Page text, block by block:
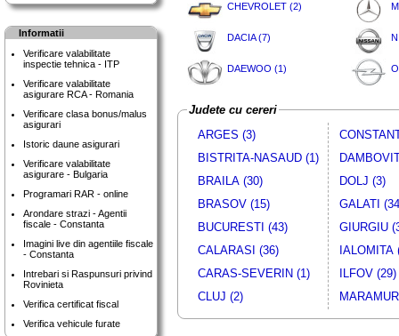
Informatii
Verificare valabilitate
inspectie tehnica - ITP
Verificare valabilitate
asigurare RCA - Romania
Verificare clasa bonus/malus
asigurari
Istoric daune asigurari
Verificare valabilitate
asigurare - Bulgaria
Programari RAR - online
Arondare strazi - Agentii
fiscale - Constanta
Imagini live din agentiile fiscale
- Constanta
Intrebari si Raspunsuri privind
Rovinieta
Verifica certificat fiscal
Verifica vehicule furate
CHEVROLET (2)
DACIA (7)
DAEWOO (1)
Judete cu cereri
ARGES (3)
BISTRITA-NASAUD (1)
BRAILA (30)
BRASOV (15)
BUCURESTI (43)
CALARASI (36)
CARAS-SEVERIN (1)
CLUJ (2)
DOLJ (3)
GALATI
GIURGIU
IALOMITA
ILFOV (29)